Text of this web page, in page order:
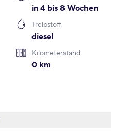
in 4 bis 8 Wochen
Treibstoff
diesel
Kilometerstand
0 km